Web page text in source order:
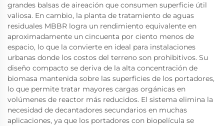
grandes balsas de aireación que consumen superficie útil
valiosa. En cambio, la planta de tratamiento de aguas
residuales MBBR logra un rendimiento equivalente en
aproximadamente un cincuenta por ciento menos de
espacio, lo que la convierte en ideal para instalaciones
urbanas donde los costos del terreno son prohibitivos. Su
diseño compacto se deriva de la alta concentración de
biomasa mantenida sobre las superficies de los portadores,
lo que permite tratar mayores cargas orgánicas en
volúmenes de reactor más reducidos. El sistema elimina la
necesidad de decantadores secundarios en muchas
aplicaciones, ya que los portadores con biopelícula se